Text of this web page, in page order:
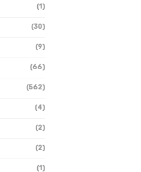
(1)
(30)
(9)
(66)
(562)
(4)
(2)
(2)
(1)